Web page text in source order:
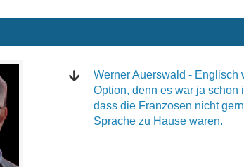
Werner Auerswald - Englisch
Option, denn es war ja schon
dass die Franzosen nicht
Sprache zu Hause waren.